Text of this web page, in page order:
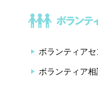
ボランティア
ボランティア相